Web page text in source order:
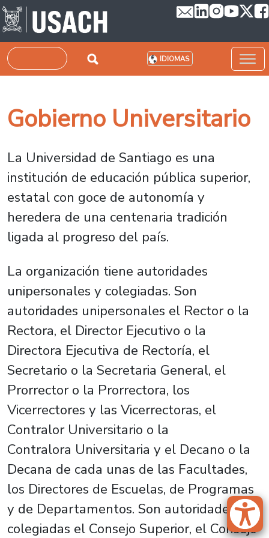
Pasar al contenido principal
Buscar IDIOMAS
Gobierno Universitario
La Universidad de Santiago es una
institución de educación pública superior,
estatal con goce de autonomía y
heredera de una centenaria tradición
ligada al progreso del país.
La organización tiene autoridades
unipersonales y colegiadas. Son
autoridades unipersonales el Rector o la
Rectora, el Director Ejecutivo o la
Directora Ejecutiva de Rectoría, el
Secretario o la Secretaria General, el
Prorrector o la Prorrectora, los
Vicerrectores y las Vicerrectoras, el
Contralor Universitario o la
Contralora Universitaria y el Decano o la
Decana de cada unas de las Facultades,
los Directores de Escuelas, de Programas
y de Departamentos. Son autoridades
colegiadas el Consejo Superior, el Consejo